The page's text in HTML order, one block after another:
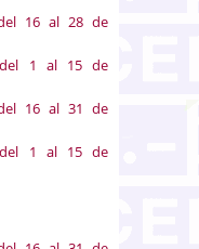
16 al 28 de
1 al 15 de
16 al 31 de
1 al 15 de